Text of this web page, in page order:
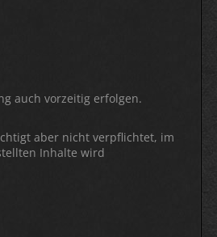
auch vorzeitig erfolgen.
aber nicht verpflichtet, im
Inhalte wird